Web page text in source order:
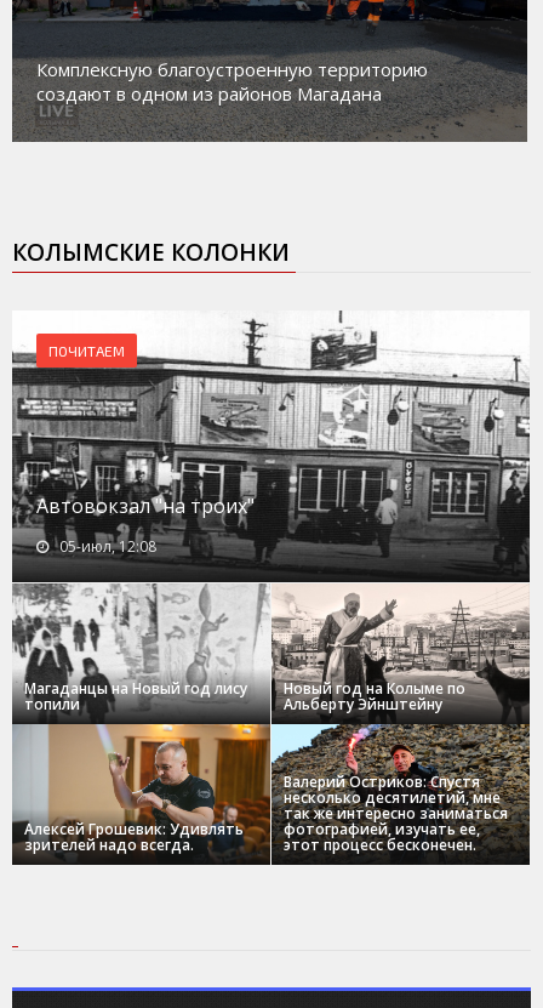
Комплексную благоустроенную территорию
создают в одном из районов Магадана
КОЛЫМСКИЕ КОЛОНКИ
ПОЧИТАЕМ
Автовокзал "на троих"
05-июл, 12:08
Магаданцы на Новый год лису
топили
Новый год на Колыме по
Альберту Эйнштейну
Алексей Грошевик: Удивлять
зрителей надо всегда.
Валерий Остриков: Спустя
несколько десятилетий, мне
так же интересно заниматься
фотографией, изучать ее,
этот процесс бесконечен.